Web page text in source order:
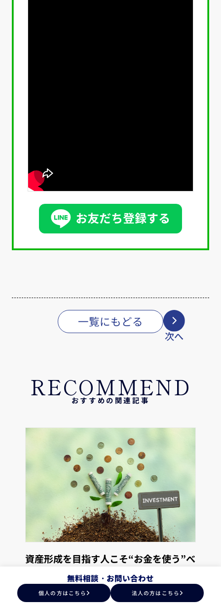
無料相談・お問い合わせ
個人の方はこちら 法人の方はこちら
一覧にもどる
次へ
RECOMMEND
おすすめの関連記事
資産形成を目指す人こそ“お金を使う”べ